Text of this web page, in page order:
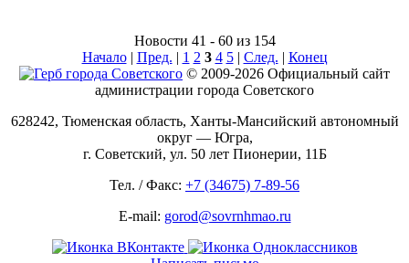
Новости 41 - 60 из 154
Начало| Пред. | 1 2 3 4 5| След. | Конец
© 2009-2026 Официальный сайт
администрации города Советского
628242, Тюменская область, Ханты-Мансийский автономный
округ — Югра,
г. Советский, ул. 50 лет Пионерии, 11Б
Тел. / Факс: +7 (34675) 7-89-56
E-mail: gorod@sovrnhmao.ru